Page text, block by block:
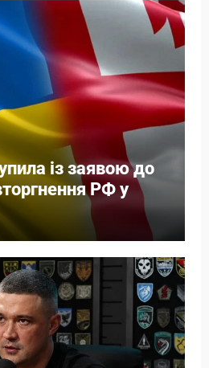
із заявою до
РФ у